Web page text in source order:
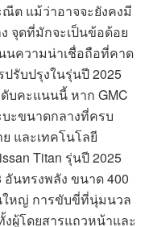
ต แม้ว่าอาจจะยังคงมี
จุดที่มักจะเป็นข้อด้อย
นความน่าเชื่อถือที่คาด
รับปรุงในรุ่นปี 2025
บคะแนนนี้ หาก GMC
บะขนาดกลางที่ครบ
และเทคโนโลยี
Titan รุ่นปี 2025
อันทรงพลัง ขนาด 400
ใหญ่ การขับขี่ที่นุ่มนวล
ผู้โดยสารแถวหน้าและ